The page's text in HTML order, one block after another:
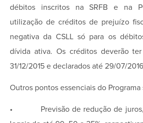
débitos inscritos na SRFB e na
utilização de créditos de prejuízo
negativa da CSLL só para os
dívida ativa. Os créditos deverão
31/12/2015 e declarados até 29/07/
Outros pontos essenciais do Programa
• Previsão de redução de juros,